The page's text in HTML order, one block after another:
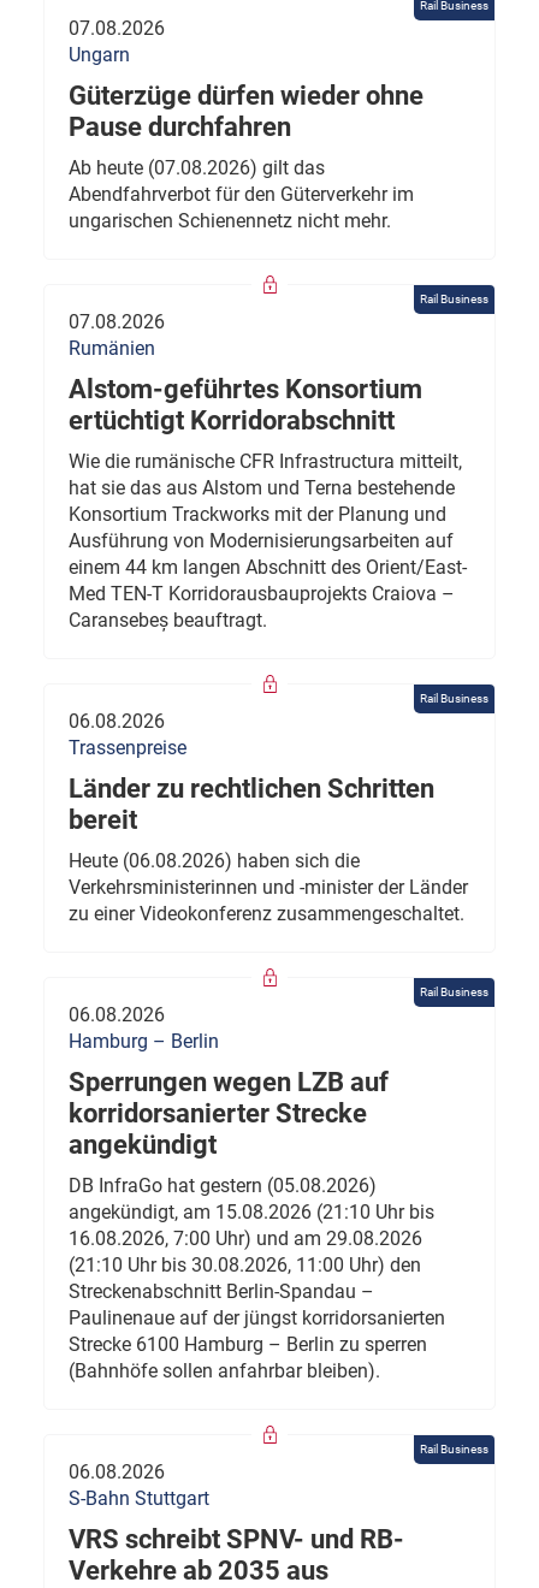
Rail Business
07.08.2026
Ungarn
Güterzüge dürfen wieder ohne
Pause durchfahren
Ab heute (07.08.2026) gilt das
Abendfahrverbot für den Güterverkehr im
ungarischen Schienennetz nicht mehr.
Rail Business
07.08.2026
Rumänien
Alstom-geführtes Konsortium
ertüchtigt Korridorabschnitt
Wie die rumänische CFR Infrastructura mitteilt,
hat sie das aus Alstom und Terna bestehende
Konsortium Trackworks mit der Planung und
Ausführung von Modernisierungsarbeiten auf
einem 44 km langen Abschnitt des Orient/East-
Med TEN-T Korridorausbauprojekts Craiova –
Caransebeș beauftragt.
Rail Business
06.08.2026
Trassenpreise
Länder zu rechtlichen Schritten
bereit
Heute (06.08.2026) haben sich die
Verkehrsministerinnen und -minister der Länder
zu einer Videokonferenz zusammengeschaltet.
Rail Business
06.08.2026
Hamburg – Berlin
Sperrungen wegen LZB auf
korridorsanierter Strecke
angekündigt
DB InfraGo hat gestern (05.08.2026)
angekündigt, am 15.08.2026 (21:10 Uhr bis
16.08.2026, 7:00 Uhr) und am 29.08.2026
(21:10 Uhr bis 30.08.2026, 11:00 Uhr) den
Streckenabschnitt Berlin-Spandau –
Paulinenaue auf der jüngst korridorsanierten
Strecke 6100 Hamburg – Berlin zu sperren
(Bahnhöfe sollen anfahrbar bleiben).
Rail Business
06.08.2026
S-Bahn Stuttgart
VRS schreibt SPNV- und RB-
Verkehre ab 2035 aus